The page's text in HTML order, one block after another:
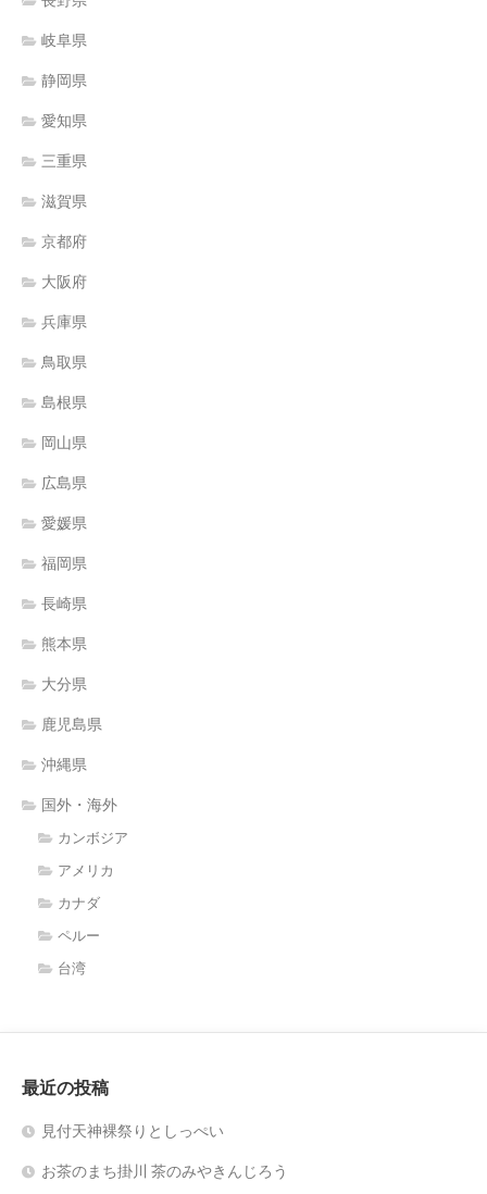
岐阜県
静岡県
愛知県
三重県
滋賀県
京都府
大阪府
兵庫県
鳥取県
島根県
岡山県
広島県
愛媛県
福岡県
長崎県
熊本県
大分県
鹿児島県
沖縄県
国外・海外
カンボジア
アメリカ
カナダ
ペルー
台湾
最近の投稿
見付天神裸祭りとしっぺい
お茶のまち掛川 茶のみやきんじろう